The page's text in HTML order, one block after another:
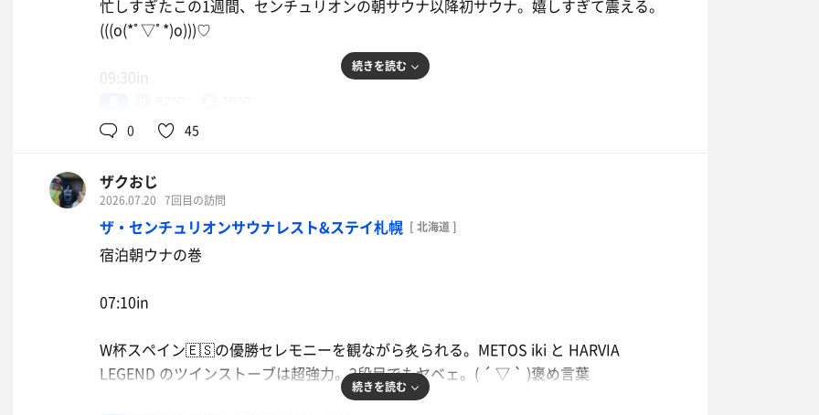
ラー🍜
水
風呂縁休憩1-2分
4セット
18:15out
お疲れサまでした。
忙しすぎたこの1週間、センチュリオンの朝サウナ以降初サウナ。嬉しすぎて震える。
(((o(*ﾟ▽ﾟ*)o)))♡
09:30in
蝉の声が耳をつんざく。
身を清めてセルフロウリュお座敷サウナへ。鉄瓶無しDAY。洗い場椅子は入り口のとこ
ろにスタッキングされてる。良き傾向。先客はザクおじ入室と同時に退室して貸切。6
杯掛けてアチアチを楽しむ。良き･:*+.\(( °ω° ))/.:+
札内川伏流水のキリリと冷えた水風呂良き( ´ ▽ ` )
外気浴は蝉の声が大き過ぎてイマイチ集中できず、2回目と3回目は濡れたティッシュ
で耳栓をして、ととのう。
*･゜ﾟ･*:.｡..｡.:*･'(*ﾟ▽ﾟ*)'･*:.｡. .｡.:*･゜ﾟ･*
続きを読む
0 45
ザクおじ
2026.07.20 7回目の訪問
ザ・センチュリオンサウナレスト&ステイ札幌 [ 北海道 ]
宿泊朝ウナの巻
07:10in
W杯スペイン🇪🇸の優勝セレモニーを観ながら炙られる。METOS iki と HARVIA
LEGEND のツインストーブは超強力。2段目でもヤベェ。( ´ ▽ ` )褒め言葉
続きを読む